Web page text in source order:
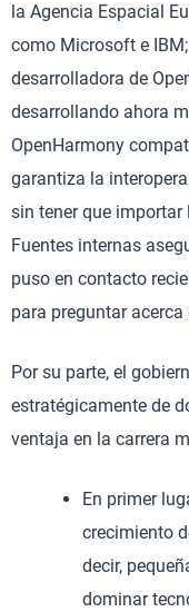
la Agencia Espacial
como Microsoft e
desarrolladora de
desarrollando ahora
OpenHarmony
garantiza la
sin tener que
Fuentes internas
puso en contacto
para preguntar
Por su parte, el
estratégicamente de
ventaja en la carrera
En primer
crecimiento
decir,
dominar